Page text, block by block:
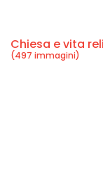
Chiesa e vita
(497 immagini)